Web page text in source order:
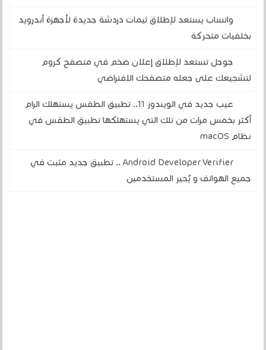
واتساب يستعد لإطلاق ثيمات دردشة جديدة لأجهزة أندرويد
بخلفيات متحركة
جوجل تستعد لإطلاق إعلان ضخم في متصفح كروم
لتشجيعك على جعله متصفحك الافتراضي
عيب جديد في الويندوز 11.. تطبيق الطقس يستهلك الرام
أكثر بخمس مرات من تلك التي يستهلكها تطبيق الطقس في
نظام macOS
Android Developer Verifier .. تطبيق جديد مثبت في
جميع الهواتف و يُحير المستخدمين